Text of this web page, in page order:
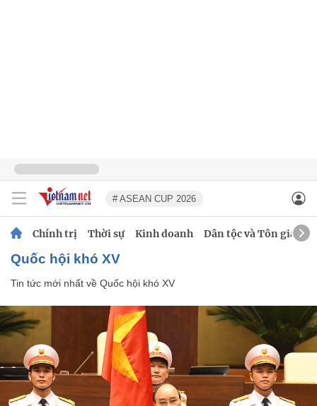
# ASEAN CUP 2026
Chính trị Thời sự Kinh doanh Dân tộc và Tôn giáo
Quốc hội khó XV
Tin tức mới nhất về Quốc hội khó XV